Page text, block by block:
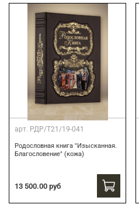
арт. РДР/Т21/19-041
Родословная книга "Изысканная.
Благословение" (кожа)
13 500.00 руб